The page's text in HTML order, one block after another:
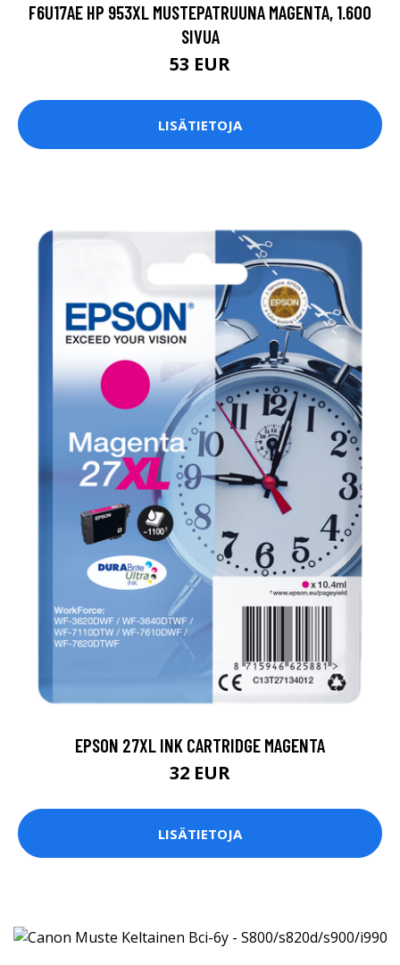
F6U17AE HP 953XL MUSTEPATRUUNA MAGENTA, 1.600
SIVUA
53 EUR
LISÄTIETOJA
EPSON 27XL INK CARTRIDGE MAGENTA
32 EUR
LISÄTIETOJA